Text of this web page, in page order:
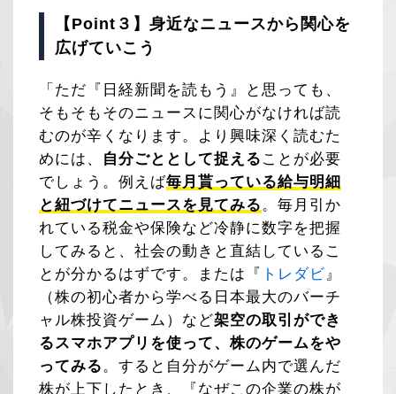
【Point３】身近なニュースから関心を
広げていこう
「ただ『日経新聞を読もう』と思っても、
そもそもそのニュースに関心がなければ読
むのが辛くなります。より興味深く読むた
めには、 自分ごととして捉える ことが必要
でしょう。例えば毎月貰っている給与明細
と紐づけてニュースを見てみる。毎月引か
れている税金や保険など冷静に数字を把握
してみると、社会の動きと直結しているこ
とが分かるはずです。または『 トレダビ』
（株の初心者から学べる日本最大のバーチ
ャル株投資ゲーム）など架空の取引ができ
るスマホアプリを使って、株のゲームをや
ってみる。すると自分がゲーム内で選んだ
株が上下したとき、『なぜこの企業の株が